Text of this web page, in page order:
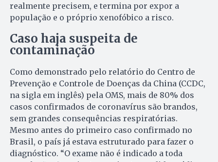
realmente precisem, e termina por expor a
população e o próprio xenofóbico a risco.
Caso haja suspeita de
contaminação
Como demonstrado pelo relatório do Centro de
Prevenção e Controle de Doenças da China (CCDC,
na sigla em inglês) pela OMS, mais de 80% dos
casos confirmados de coronavírus são brandos,
sem grandes consequências respiratórias.
Mesmo antes do primeiro caso confirmado no
Brasil, o país já estava estruturado para fazer o
diagnóstico. “O exame não é indicado a toda